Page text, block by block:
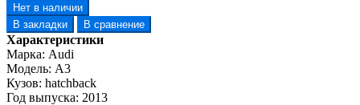
Нет в наличии
В закладки
В сравнение
Характеристики
Марка: Audi
Модель: A3
Кузов: hatchback
Год выпуска: 2013